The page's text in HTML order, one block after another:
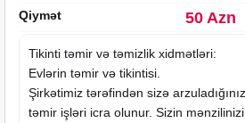
Qiymət
50 Azn
Tikinti təmir və təmizlik xidmətləri:
Evlərin təmir və tikintisi.
Şirkətimiz tərəfindən sizə
təmir işləri icra olunur. Sizin